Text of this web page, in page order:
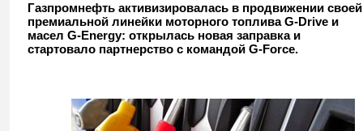
Газпромнефть активизировалась в продвижении своей
премиальной линейки моторного топлива G-Drive и
масел G-Energy: открылась новая заправка и
стартовало партнерство с командой G-Force.